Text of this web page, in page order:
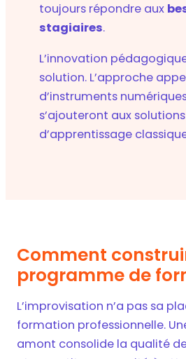
toujours répondre aux
stagiaires.
L’innovation
solution. L’approche
d’instruments
s’ajouteront aux solutions
d’apprentissage
Comment
programme de
L’improvisation n’a pas sa
formation professionnelle.
amont consolide la qualité